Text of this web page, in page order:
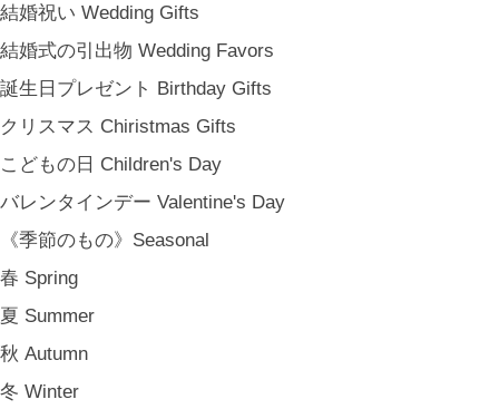
結婚祝い Wedding Gifts
結婚式の引出物 Wedding Favors
誕生日プレゼント Birthday Gifts
クリスマス Chiristmas Gifts
こどもの日 Children's Day
バレンタインデー Valentine's Day
《季節のもの》Seasonal
春 Spring
夏 Summer
秋 Autumn
冬 Winter
の中で愉しむインテリアスタイリングをご提案しています。 casa rua [
カーサ・ルア] 石川県金沢市尾張町2-14-20 八百萬本舗 内 casa rua / A
RU / icca / icca nicca Home Page Production & Photos by rua., co. ltd
[ MENU ]
SHOP INFO
SHOPPING GUIDE
FAQ
BLOG
[ MEMBERSHIP ]
TOP
MY PAGE